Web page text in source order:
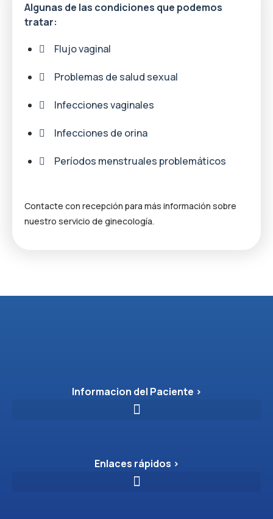
Algunas de las condiciones que podemos
tratar:
Flujo vaginal
Problemas de salud sexual
Infecciones vaginales
Infecciones de orina
Períodos menstruales problemáticos
Contacte con recepción para más información sobre
nuestro servicio de ginecología.
Informacion del Paciente >
Enlaces rápidos >